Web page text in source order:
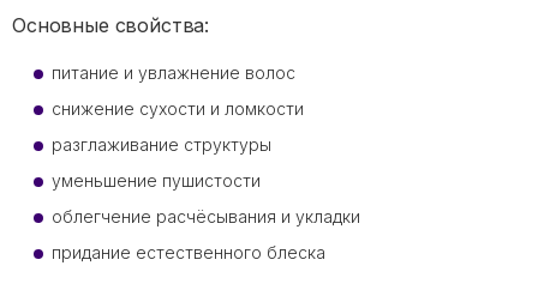
Основные свойства:
питание и увлажнение волос
снижение сухости и ломкости
разглаживание структуры
уменьшение пушистости
облегчение расчёсывания и укладки
придание естественного блеска